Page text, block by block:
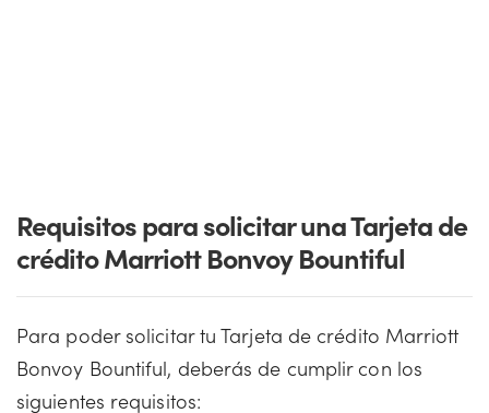
Requisitos para solicitar una Tarjeta de
crédito Marriott Bonvoy Bountiful
Para poder solicitar tu Tarjeta de crédito Marriott
Bonvoy Bountiful, deberás de cumplir con los
siguientes requisitos: